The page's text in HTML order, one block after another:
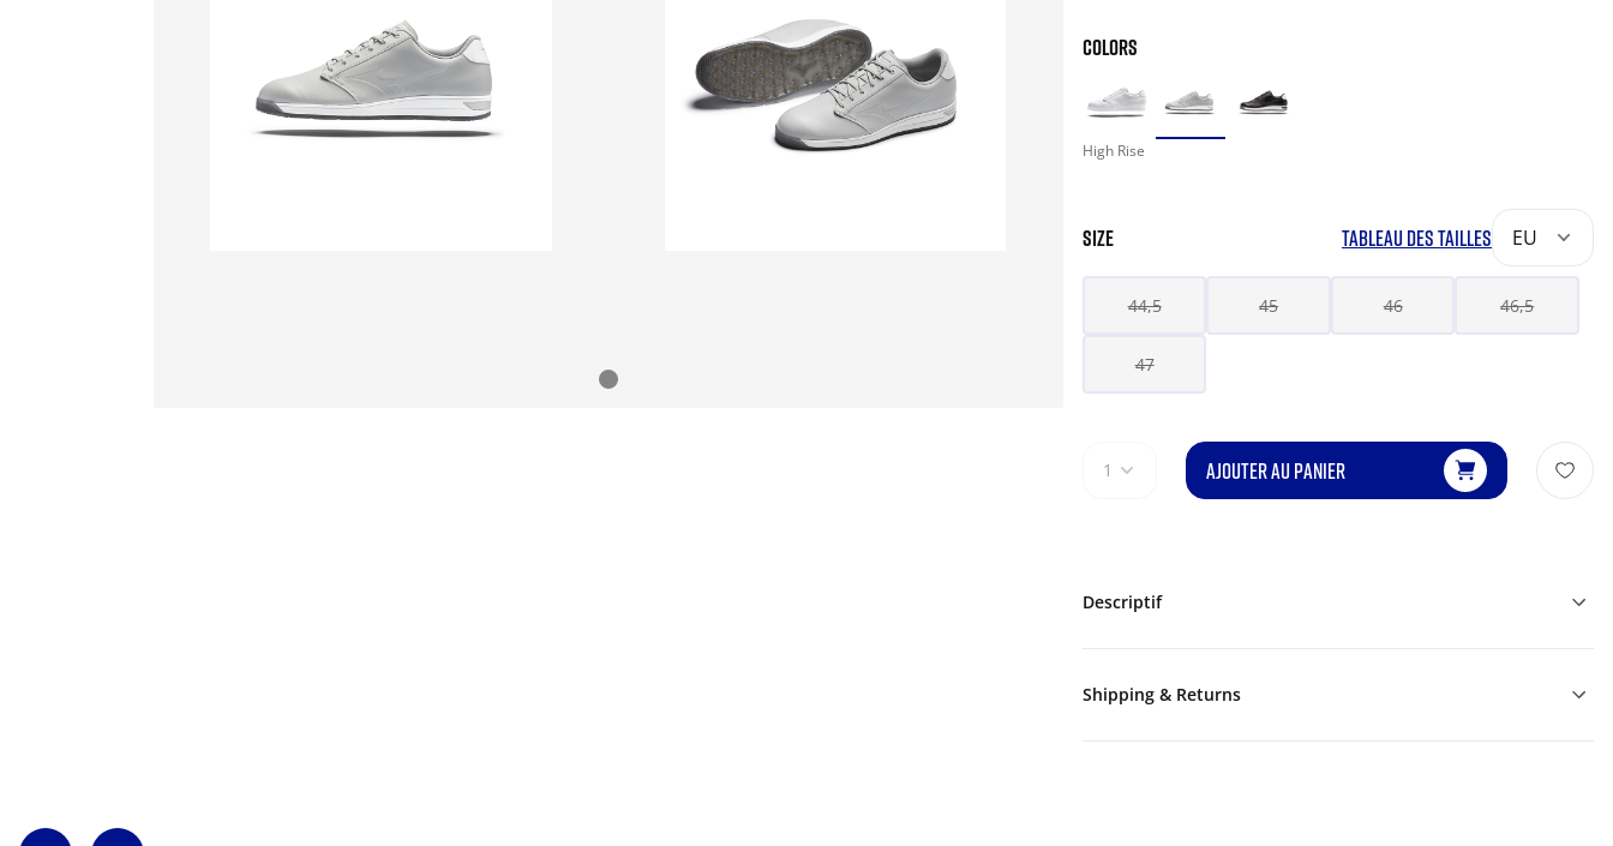
COLORS
High Rise
SIZE TABLEAU DES TAILLES EU
44,5 45 46 46,5
47
1 AJOUTER AU PANIER
Descriptif
Shipping & Returns